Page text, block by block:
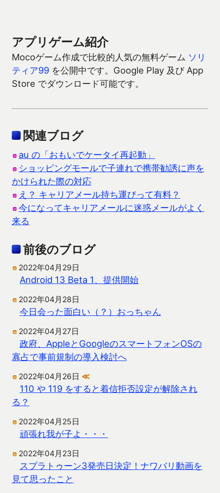
アプリゲーム紹介
Mocoゲーム作成で比較的人気の無料ゲーム ソリ
ティア99 を公開中です。Google Play 及び App
Store でダウンロード可能です。
関連ブログ
au の「おもいでケータイ再起動」
ショッピングモールで子連れで携帯勧誘に声を
かけられた際の対応
え？ キャリアメール持ち運びって有料？
今になってキャリアメールに迷惑メールがよく
来る
前後のブログ
2022年04月29日
Android 13 Beta 1、提供開始
2022年04月28日
今日会った面白い（？）おっちゃん
2022年04月27日
政府、AppleとGoogleのスマートフォンOSの
寡占で事前規制の導入検討へ
2022年04月26日 ≪
110 や 119 をすると着信拒否設定が解除され
る？
2022年04月25日
頑張れ我が子よ・・・
2022年04月23日
スプラトゥーン3発売日決定！ナワバリ動画を
見て思ったこと